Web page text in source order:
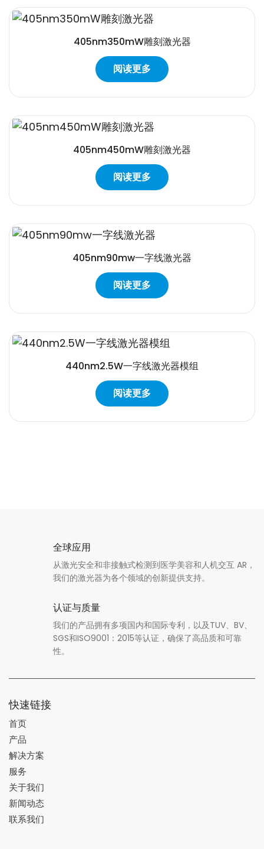
405nm350mW雕刻激光器
阅读更多
405nm450mW雕刻激光器
阅读更多
405nm90mw一字线激光器
阅读更多
440nm2.5W一字线激光器模组
阅读更多
全球应用
从激光安全和非接触式检测到医学美容和人机交互 AR，
我们的激光器为各个领域的创新提供支持。
认证与质量
我们的产品拥有多项国内和国际专利，以及TUV、BV、
SGS和ISO9001：2015等认证，确保了高品质和可靠
性。
快速链接
首页
产品
解决方案
服务
关于我们
新闻动态
联系我们